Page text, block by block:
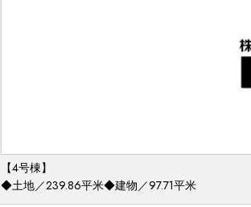
【4号棟】
◆土地／239.86平米◆建物／97.71平米